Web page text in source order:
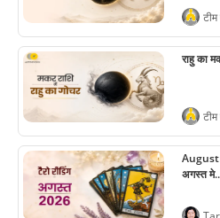
टीम
राहु का
टीम
अगस्त